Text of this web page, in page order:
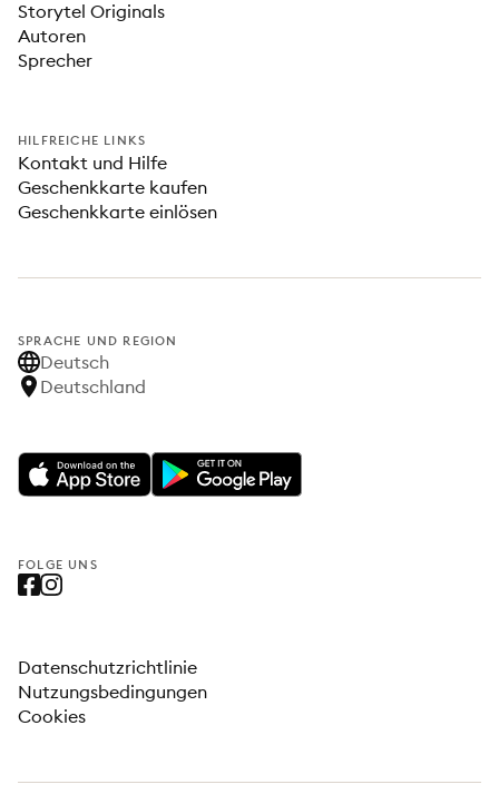
Storytel Originals
Autoren
Sprecher
HILFREICHE LINKS
Kontakt und Hilfe
Geschenkkarte kaufen
Geschenkkarte einlösen
SPRACHE UND REGION
Deutsch
Deutschland
FOLGE UNS
Datenschutzrichtlinie
Nutzungsbedingungen
Cookies